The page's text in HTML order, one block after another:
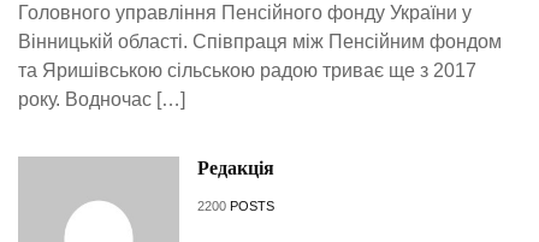
Головного управління Пенсійного фонду України у
Вінницькій області. Співпраця між Пенсійним фондом
та Яришівською сільською радою триває ще з 2017
року. Водночас […]
Редакція
2200 POSTS